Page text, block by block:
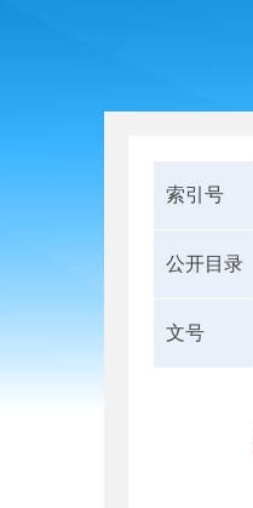
索引号
公开目录
文号